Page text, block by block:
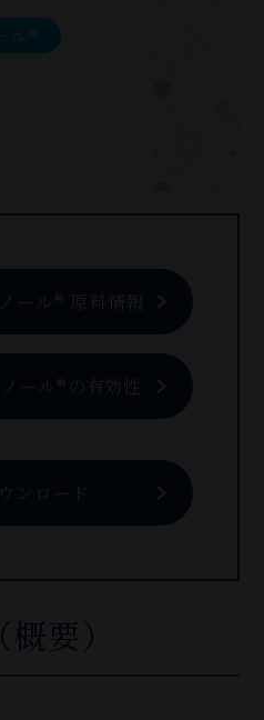
ル®
ール® 原料情報
ール®の有効性
ンロード
要）